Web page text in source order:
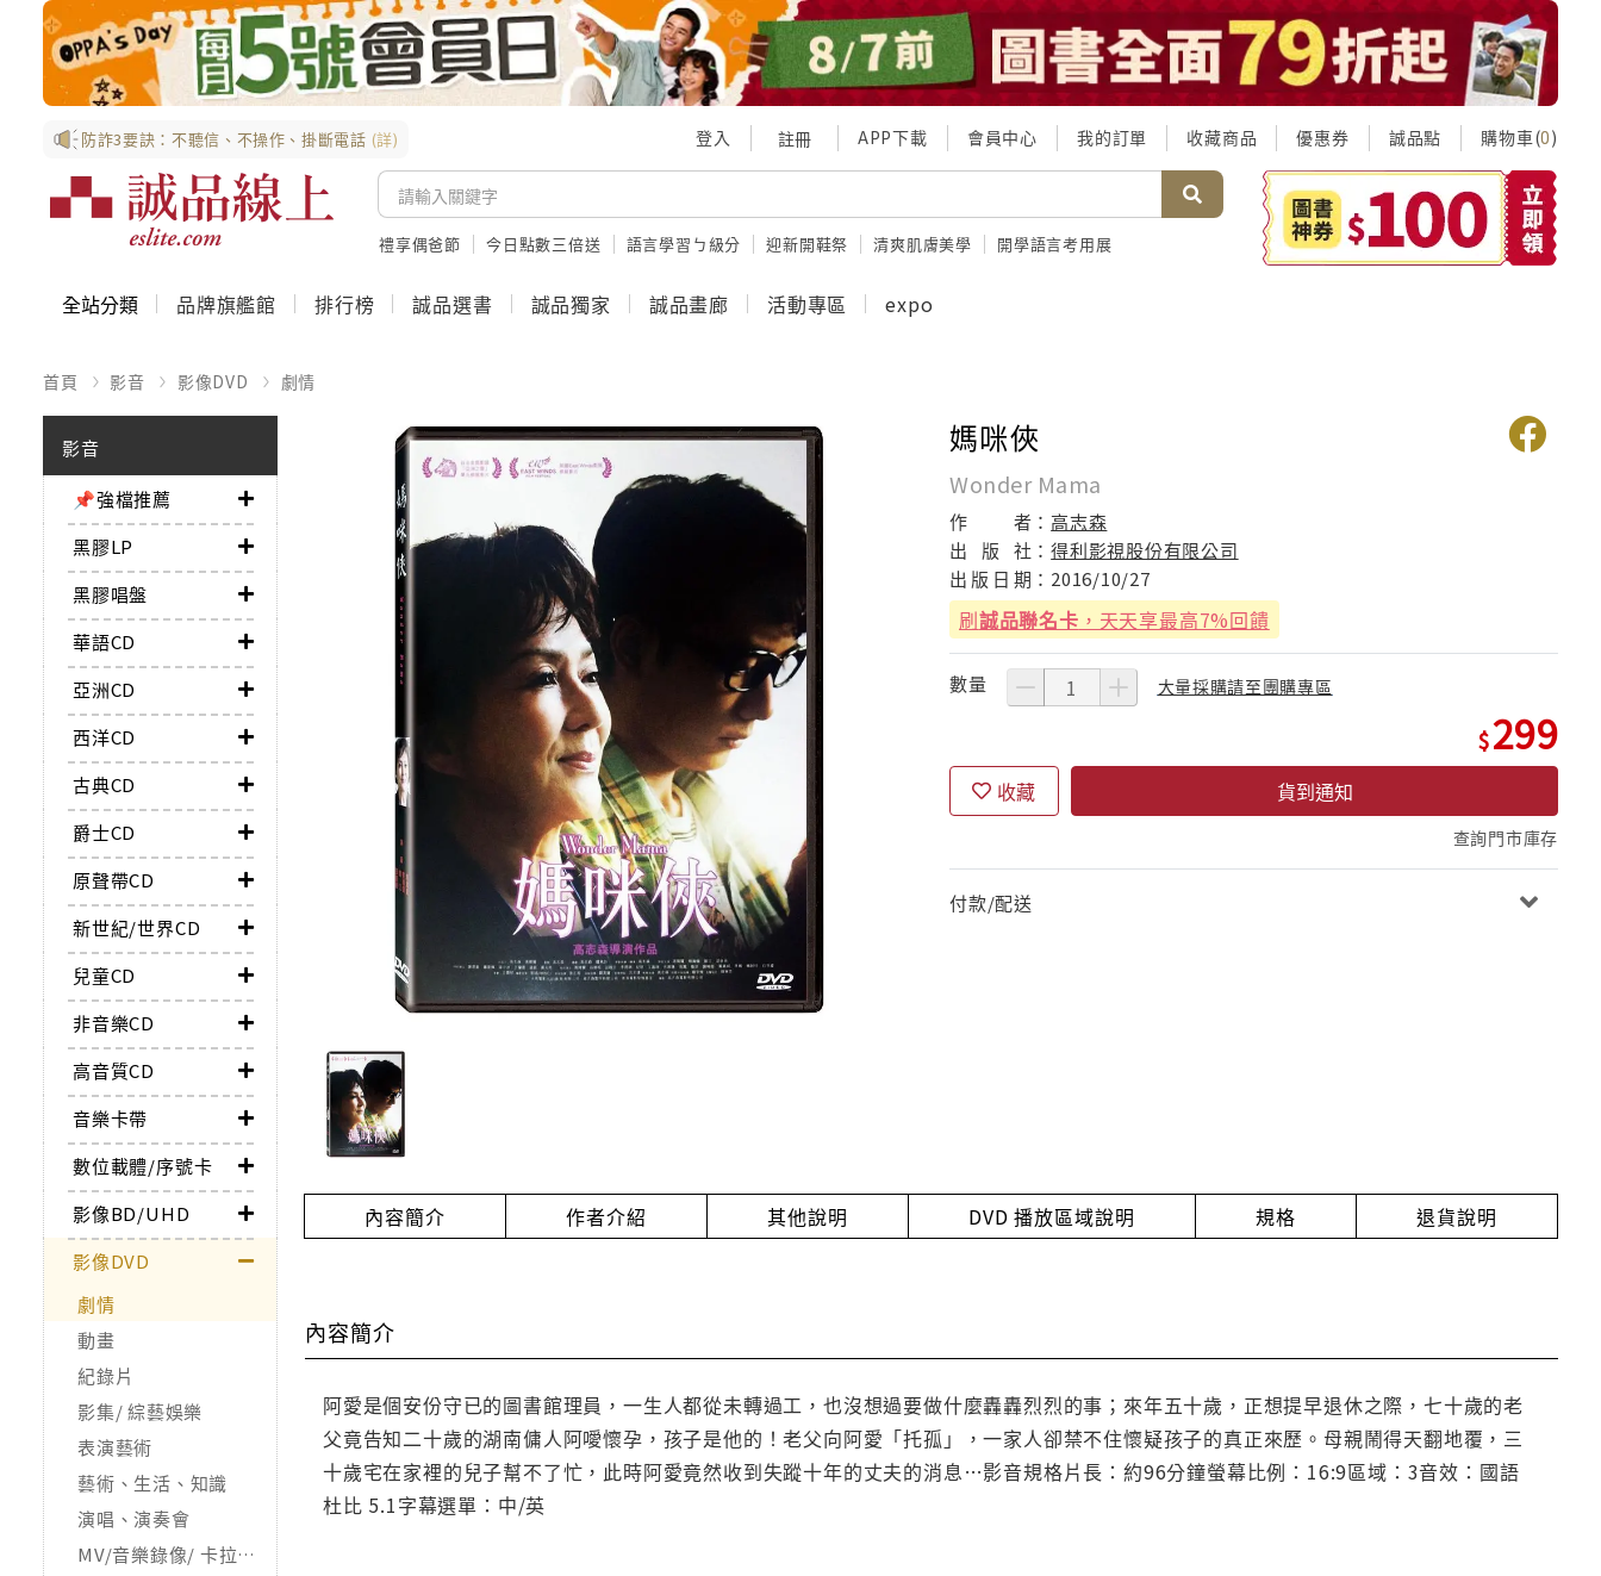
防詐3要訣：不聽信、不操作、掛斷電話 (詳) 登入 註冊 APP下載 會員中心 我的訂單 收藏商品 優惠券 誠品點 購物車(0)
禮享偶爸節 今日點數三倍送 語言學習ㄅ級分 迎新開鞋祭 清爽肌膚美學 開學語言考用展
全站分類 品牌旗艦館 排行榜 誠品選書 誠品獨家 誠品畫廊 活動專區 expo
首頁 影音 影像DVD 劇情
影音
📌強檔推薦
黑膠LP
黑膠唱盤
華語CD
亞洲CD
西洋CD
古典CD
爵士CD
原聲帶CD
新世紀/世界CD
兒童CD
非音樂CD
高音質CD
音樂卡帶
數位載體/序號卡
影像BD/UHD
影像DVD
劇情
動畫
紀錄片
影集/ 綜藝娛樂
表演藝術
藝術、生活、知識
演唱、演奏會
MV/音樂錄像/ 卡拉OK
媽咪俠
Wonder Mama
作 者：高志森
出
版 社：得利影視股份有限公司
出 版 日 期： 2016/10/27
刷誠品聯名卡 ，天天享最高7%回饋
數量 大量採購請至團購專區
299
收藏 貨到通知
查詢門市庫存
付款/配送
內容簡介 作者介紹 其他說明 DVD 播放區域說明 規格 退貨說明
內容簡介
阿愛是個安份守已的圖書館理員，一生人都從未轉過工，也沒想過要做什麼轟轟烈烈的事；來年五十歲，正想提早退休之際，七十歲的老
父竟告知二十歲的湖南傭人阿噯懷孕，孩子是他的！老父向阿愛「托孤」，一家人卻禁不住懷疑孩子的真正來歷。母親鬧得天翻地覆，三
十歲宅在家裡的兒子幫不了忙，此時阿愛竟然收到失蹤十年的丈夫的消息…影音規格片長：約96分鐘螢幕比例：16:9區域：3音效：國語
杜比 5.1字幕選單：中/英